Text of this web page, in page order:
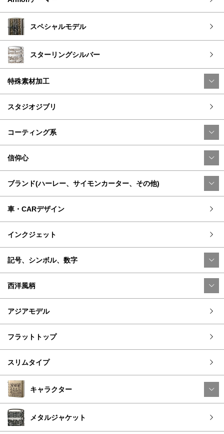
スペシャルモデル
スターリングシルバー
特殊素材加工
スタジオジブリ
コーティング系
信仰心
ブランド(ハーレー、サイモンカーター、その他)
車・CARデザイン
インクジェット
記号、シンボル、数字
西洋風柄
アジアモデル
フラットトップ
スリムタイプ
キャラクター
メタルジャケット